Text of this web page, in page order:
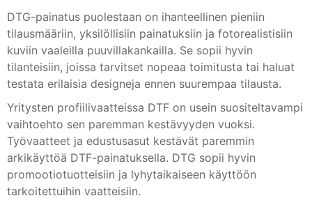
DTG-painatus puolestaan on ihanteellinen pieniin
tilausmääriin, yksilöllisiin painatuksiin ja fotorealistisiin
kuviin vaaleilla puuvillakankailla. Se sopii hyvin
tilanteisiin, joissa tarvitset nopeaa toimitusta tai haluat
testata erilaisia designeja ennen suurempaa tilausta.
Yritysten profiilivaatteissa DTF on usein suositeltavampi
vaihtoehto sen paremman kestävyyden vuoksi.
Työvaatteet ja edustusasut kestävät paremmin
arkikäyttöä DTF-painatuksella. DTG sopii hyvin
promootiotuotteisiin ja lyhytaikaiseen käyttöön
tarkoitettuihin vaatteisiin.